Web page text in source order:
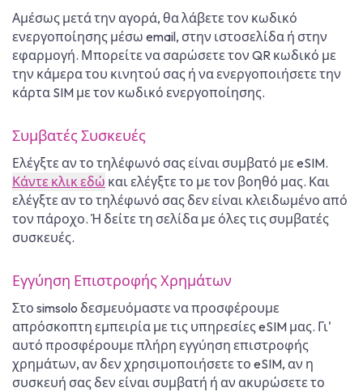
Αμέσως μετά την αγορά, θα λάβετε τον κωδικό
ενεργοποίησης μέσω email, στην ιστοσελίδα ή στην
εφαρμογή. Μπορείτε να σαρώσετε τον QR κωδικό με
την κάμερα του κινητού σας ή να ενεργοποιήσετε την
κάρτα SIM με τον κωδικό ενεργοποίησης.
Συμβατές Συσκευές
Ελέγξτε αν το τηλέφωνό σας είναι συμβατό με eSIM.
Κάντε κλικ εδώ και ελέγξτε το με τον βοηθό μας. Και
ελέγξτε αν το τηλέφωνό σας δεν είναι κλειδωμένο από
τον πάροχο. Ή δείτε τη σελίδα με όλες τις συμβατές
συσκευές.
Εγγύηση Επιστροφής Χρημάτων
Στο simsolo δεσμευόμαστε να προσφέρουμε
απρόσκοπτη εμπειρία με τις υπηρεσίες eSIM μας. Γι'
αυτό προσφέρουμε πλήρη εγγύηση επιστροφής
χρημάτων, αν δεν χρησιμοποιήσετε το eSIM, αν η
συσκευή σας δεν είναι συμβατή ή αν ακυρώσετε το